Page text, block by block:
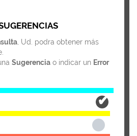
, Ud. podra obtener más
Sugerencia o indicar un Error